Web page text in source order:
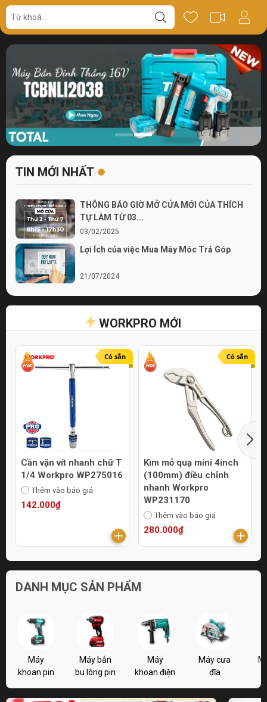
TIN MỚI NHẤT
THÔNG BÁO GIỜ MỞ CỬA MỚI CỦA THÍCH
TỰ LÀM TỪ 03...
03/02/2025
Lợi Ích của việc Mua Máy Móc Trả Góp
21/07/2024
Bí quyết chọn lựa cửa hàng điện nước chất
lượng
21/07/2024
Online
21/07/2024
WORKPRO MỚI
Có sẵn
Cần vặn vít nhanh chữ T
1/4 Workpro WP275016
Thêm vào báo giá
142.000₫
Có sẵn
Kìm mỏ quạ mini 4inch
(100mm) điều chỉnh
nhanh Workpro
WP231170
Thêm vào báo giá
280.000₫
DANH MỤC SẢN PHẨM
Máy
khoan pin
Máy bắn
bu lông pin
Máy
khoan điện
Máy cưa
đĩa